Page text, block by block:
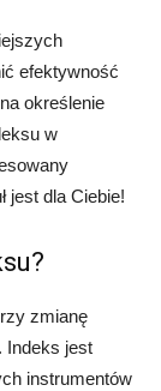
efektywność
określenie
w
jest dla Ciebie!
zmianę
Indeks jest
instrumentów